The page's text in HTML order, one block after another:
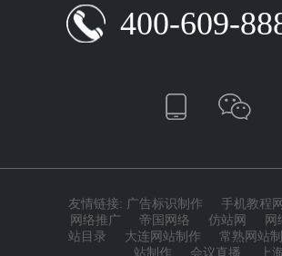
400-609-
友情链接: 广告标识制作 手机教程网
网络推广
帝国网络 仿站网 网
站目录
大连网站制作 常熟网站
站制作
会议直播 上